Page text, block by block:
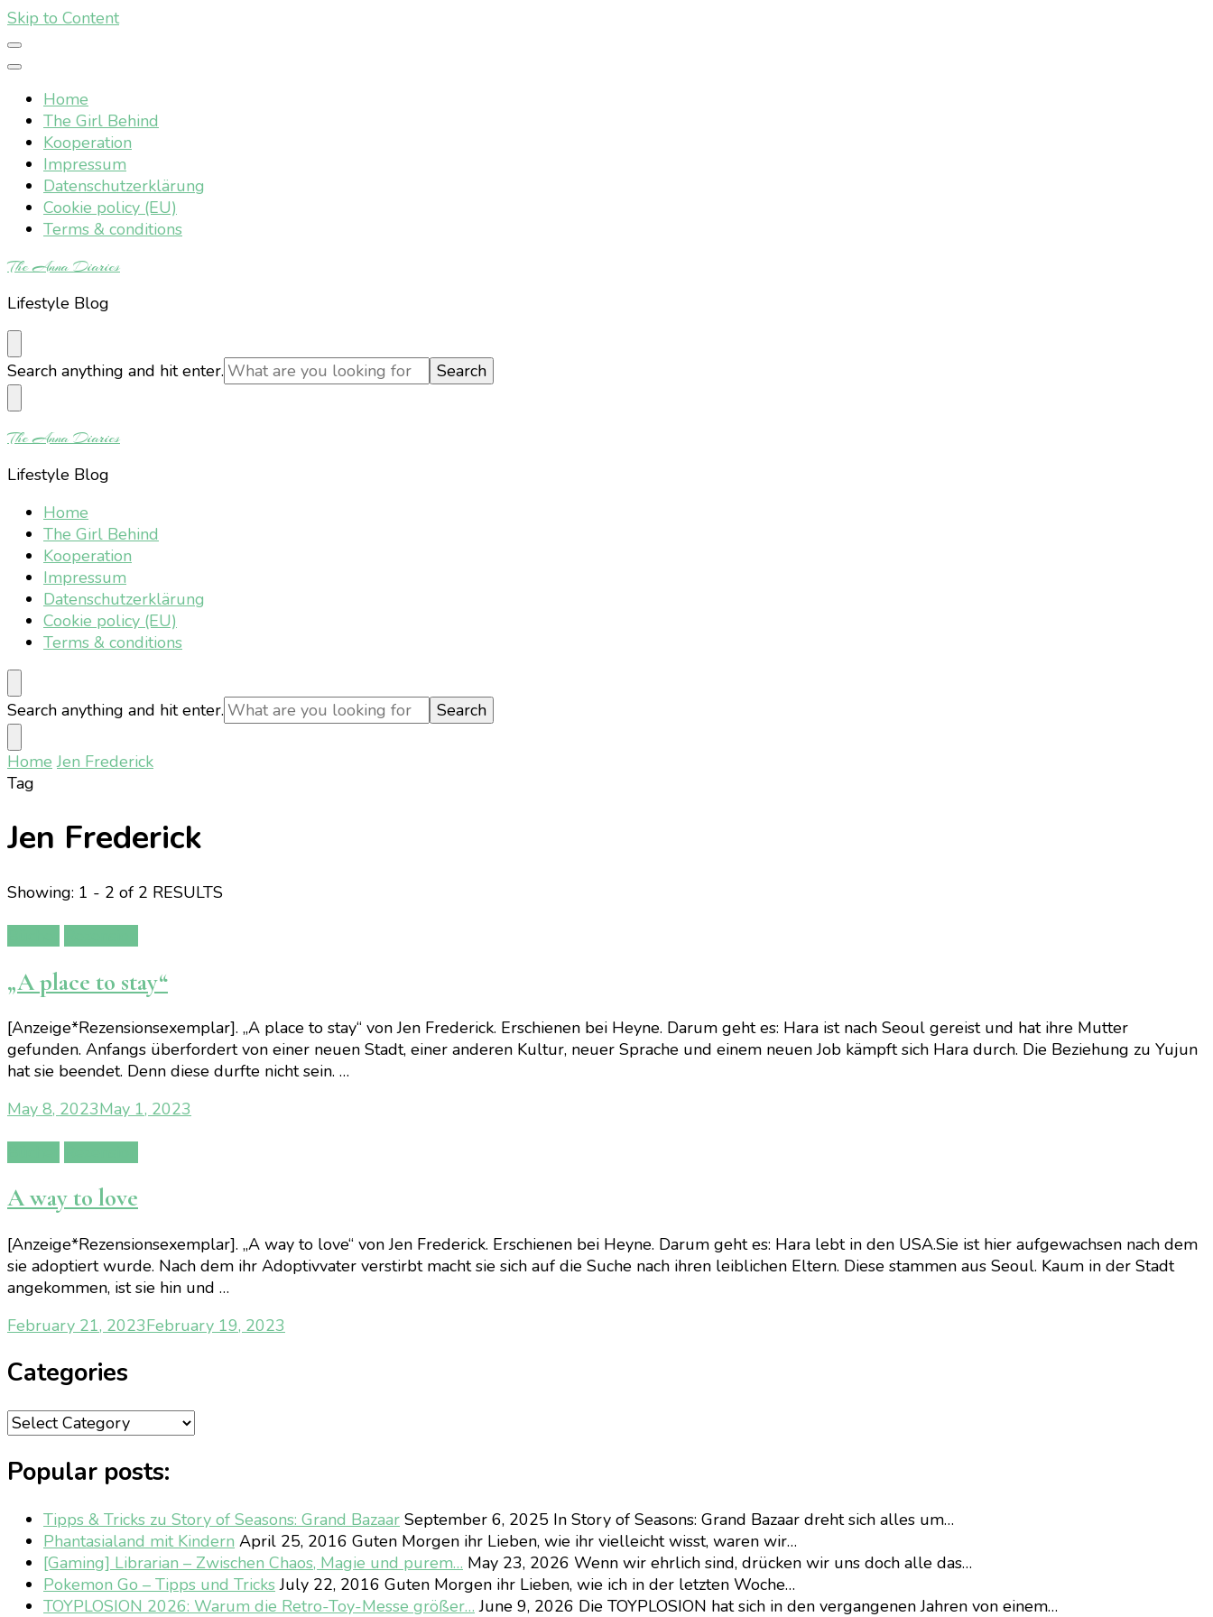
Skip to Content
Home
The Girl Behind
Kooperation
Impressum
Datenschutzerklärung
Cookie policy (EU)
Terms & conditions
The Anna Diaries
Lifestyle Blog
Looking
for
Something?
Search anything and hit enter.
The Anna Diaries
Lifestyle Blog
Home
The Girl Behind
Kooperation
Impressum
Datenschutzerklärung
Cookie policy (EU)
Terms & conditions
Looking
for
Something?
Search anything and hit enter.
Home Jen Frederick
Tag
Jen Frederick
Showing: 1 - 2 of 2 RESULTS
„A place to stay“
[Anzeige*Rezensionsexemplar]. „A place to stay“ von Jen Frederick. Erschienen bei Heyne. Darum geht es: Hara ist nach Seoul gereist und hat ihre Mutter
gefunden. Anfangs überfordert von einer neuen Stadt, einer anderen Kultur, neuer Sprache und einem neuen Job kämpft sich Hara durch. Die Beziehung zu Yujun
hat sie beendet. Denn diese durfte nicht sein. …
May 8, 2023May 1, 2023
A way to love
[Anzeige*Rezensionsexemplar]. „A way to love“ von Jen Frederick. Erschienen bei Heyne. Darum geht es: Hara lebt in den USA.Sie ist hier aufgewachsen nach dem
sie adoptiert wurde. Nach dem ihr Adoptivvater verstirbt macht sie sich auf die Suche nach ihren leiblichen Eltern. Diese stammen aus Seoul. Kaum in der Stadt
angekommen, ist sie hin und …
February 21, 2023February 19, 2023
Categories
Categories
Popular posts:
Tipps & Tricks zu Story of Seasons: Grand Bazaar September 6, 2025 In Story of Seasons: Grand Bazaar dreht sich alles um…
Phantasialand mit Kindern April 25, 2016 Guten Morgen ihr Lieben, wie ihr vielleicht wisst, waren wir…
[Gaming] Librarian – Zwischen Chaos, Magie und purem… May 23, 2026 Wenn wir ehrlich sind, drücken wir uns doch alle das…
Pokemon Go – Tipps und TricksJuly 22, 2016 Guten Morgen ihr Lieben, wie ich in der letzten Woche…
TOYPLOSION 2026: Warum die Retro-Toy-Messe größer… June 9, 2026 Die TOYPLOSION hat sich in den vergangenen Jahren von einem…